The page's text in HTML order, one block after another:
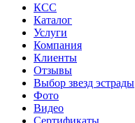
КСС
Каталог
Услуги
Компания
Клиенты
Oтзывы
Выбор звезд эстрады
Фото
Видео
Сертификаты